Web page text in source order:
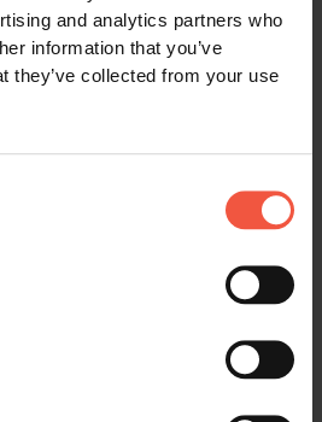
and analytics partners who
information that you’ve
they’ve collected from your use
Reisen